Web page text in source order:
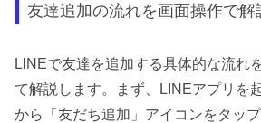
友達追加の流れを画面操作で解
LINEで友達を追加する具体的な流れ
て解説します。まず、LINEアプリを
から「友だち追加」アイコンをタッ